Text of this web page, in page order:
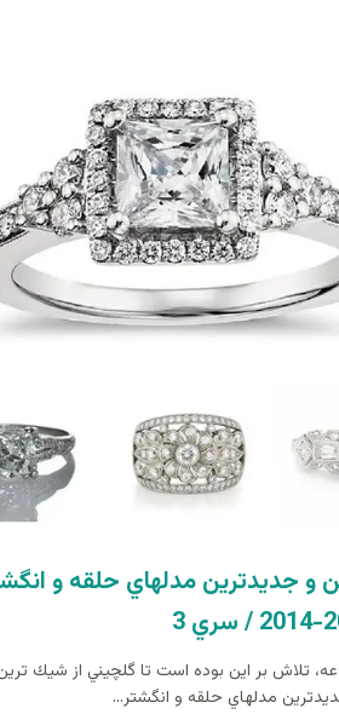
و جديدترين مدلهاي حلقه و
تلاش بر اين بوده است تا گلچيني از شيك
مدلهاي حلقه و انگشتر...